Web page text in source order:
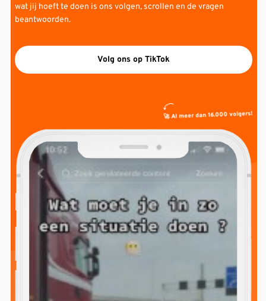
wat jij hoeft te doen is ons volgen, scrollen en de vragen
beantwoorden.
Volg ons op TikTok
🚀 Al meer dan 16.000 volgers!